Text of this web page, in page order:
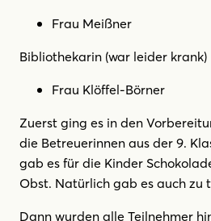
Frau Meißner
Bibliothekarin (war leider krank)
Frau Klöffel-Börner
Zuerst ging es in den
die Betreuerinnen aus der 9.
gab es für die Kinder
Obst. Natürlich gab es auch zu
Dann wurden alle Teilnehmer